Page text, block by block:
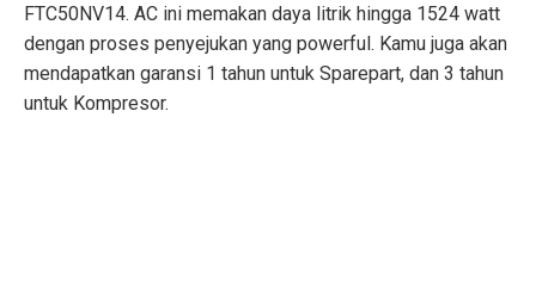
FTC50NV14. AC ini memakan daya litrik hingga 1524 watt
dengan proses penyejukan yang powerful. Kamu juga akan
mendapatkan garansi 1 tahun untuk Sparepart, dan 3 tahun
untuk Kompresor.